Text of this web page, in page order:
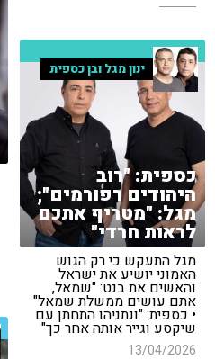
ינון מגל ובן כספית
כספית: "רוב
היהודים רפורמים";
מגל: "מטריף אתכם
לראות חרדי"
מגל התעקש כי רק הגוש
האמוני יושיע את ישראל
והאשים את בנט: "שמאל,
אתם עושים ממשלת שמאל"
• כספית: "ונתניהו התחתן עם
שיקסע וגייר אותה אחר כך"
13/04/2026